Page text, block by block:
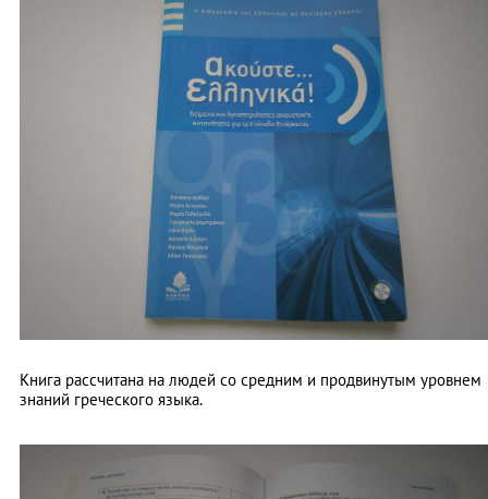
Книга рассчитана на людей со средним и продвинутым уровнем
знаний греческого языка.